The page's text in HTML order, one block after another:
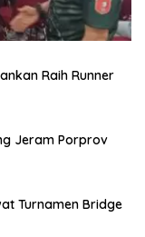
Raih Runner
Jeram Porprov
Turnamen Bridge